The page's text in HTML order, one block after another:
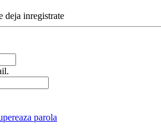
deja inregistrate
parola